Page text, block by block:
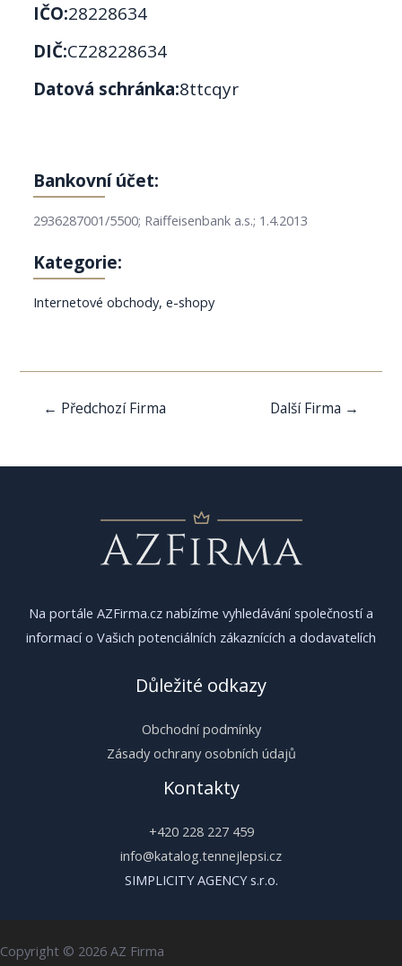
IČO:28228634
DIČ:CZ28228634
Datová schránka:8ttcqyr
Bankovní účet:
2936287001/5500; Raiffeisenbank a.s.; 1.4.2013
Kategorie:
Internetové obchody, e-shopy
Navigace
← Předchozí Firma Další Firma →
Na portále AZFirma.cz nabízíme vyhledávání společností a
informací o Vašich potenciálních zákaznících a dodavatelích
Důležité odkazy
Obchodní podmínky
Zásady ochrany osobních údajů
Kontakty
+420 228 227 459
info@katalog.tennejlepsi.cz
SIMPLICITY AGENCY s.r.o.
Copyright © 2026 AZ Firma